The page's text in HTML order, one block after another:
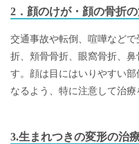
2．顔のけが・顔の骨折
交通事故や転倒、喧嘩など
折、頬骨骨折、眼窩骨折、
す。顔は目にはいりやすい
なるよう、特に注意して治療
3.生まれつきの変形の治